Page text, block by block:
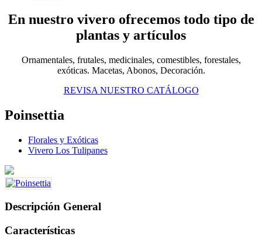
En nuestro vivero ofrecemos todo tipo de
plantas y artículos
Ornamentales, frutales, medicinales, comestibles, forestales,
exóticas. Macetas, Abonos, Decoración.
REVISA NUESTRO CATÁLOGO
Poinsettia
Florales y Exóticas
Vivero Los Tulipanes
Descripción General
Características